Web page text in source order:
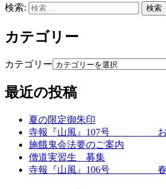
検索:
カテゴリー
カテゴリー
最近の投稿
夏の限定御朱印
寺報『山風』107号 お
施餓鬼会法要のご案内
僧道実習生 募集
寺報『山風』106号 春の